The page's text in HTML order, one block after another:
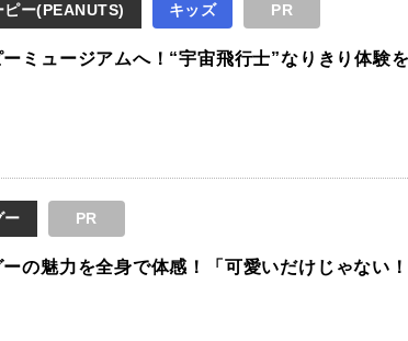
ピー(PEANUTS) キッズ PR
ミュージアムへ！“宇宙飛行士”なりきり体験
ー PR
の魅力を全身で体感！「可愛いだけじゃない